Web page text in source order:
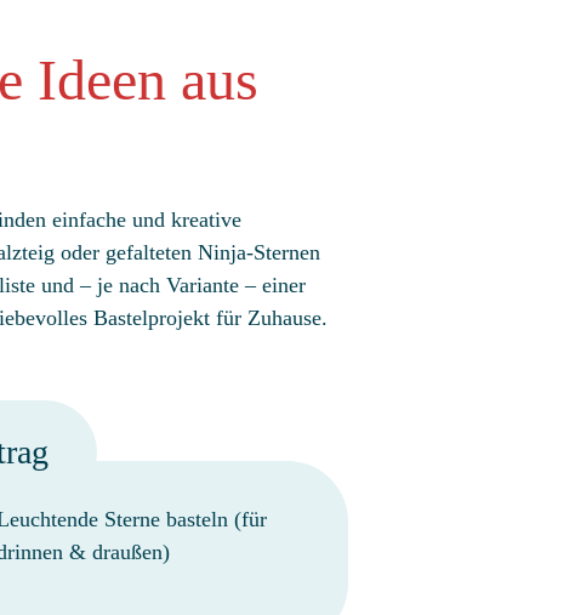
Ideen aus
einfache und kreative
oder gefalteten Ninja-Sternen
und – je nach Variante – einer
Bastelprojekt für Zuhause.
Sterne basteln (für
& draußen)